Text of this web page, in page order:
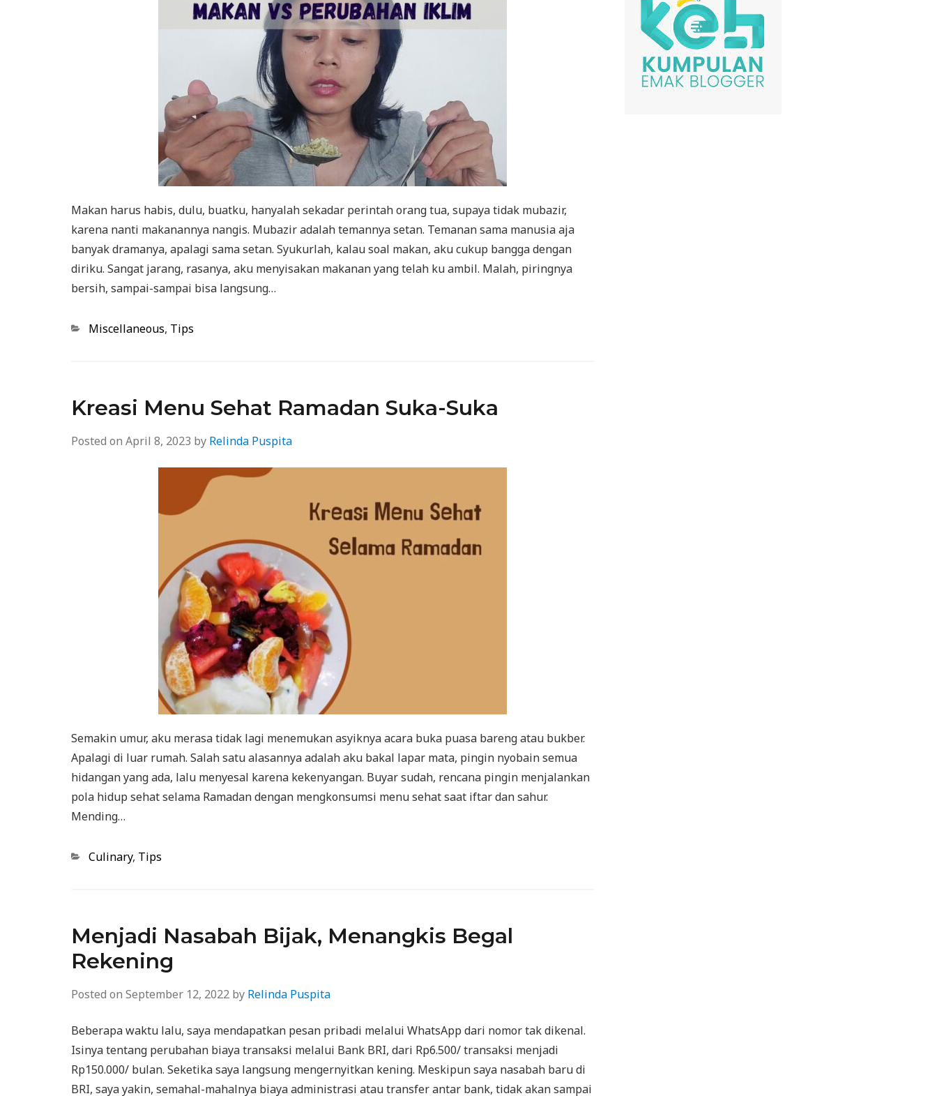
Makan harus habis, dulu, buatku, hanyalah sekadar perintah orang tua, supaya tidak mubazir,
karena nanti makanannya nangis. Mubazir adalah temannya setan. Temanan sama manusia aja
banyak dramanya, apalagi sama setan. Syukurlah, kalau soal makan, aku cukup bangga dengan
diriku. Sangat jarang, rasanya, aku menyisakan makanan yang telah ku ambil. Malah, piringnya
bersih, sampai-sampai bisa langsung…
Categories
Miscellaneous, Tips
Kreasi Menu Sehat Ramadan Suka-Suka
Posted on April 8, 2023 by Relinda Puspita
Semakin umur, aku merasa tidak lagi menemukan asyiknya acara buka puasa bareng atau bukber.
Apalagi di luar rumah. Salah satu alasannya adalah aku bakal lapar mata, pingin nyobain semua
hidangan yang ada, lalu menyesal karena kekenyangan. Buyar sudah, rencana pingin menjalankan
pola hidup sehat selama Ramadan dengan mengkonsumsi menu sehat saat iftar dan sahur.
Mending…
Categories
Culinary, Tips
Menjadi Nasabah Bijak, Menangkis Begal
Rekening
Posted on September 12, 2022 by Relinda Puspita
Beberapa waktu lalu, saya mendapatkan pesan pribadi melalui WhatsApp dari nomor tak dikenal.
Isinya tentang perubahan biaya transaksi melalui Bank BRI, dari Rp6.500/ transaksi menjadi
Rp150.000/ bulan. Seketika saya langsung mengernyitkan kening. Meskipun saya nasabah baru di
BRI, saya yakin, semahal-mahalnya biaya administrasi atau transfer antar bank, tidak akan sampai